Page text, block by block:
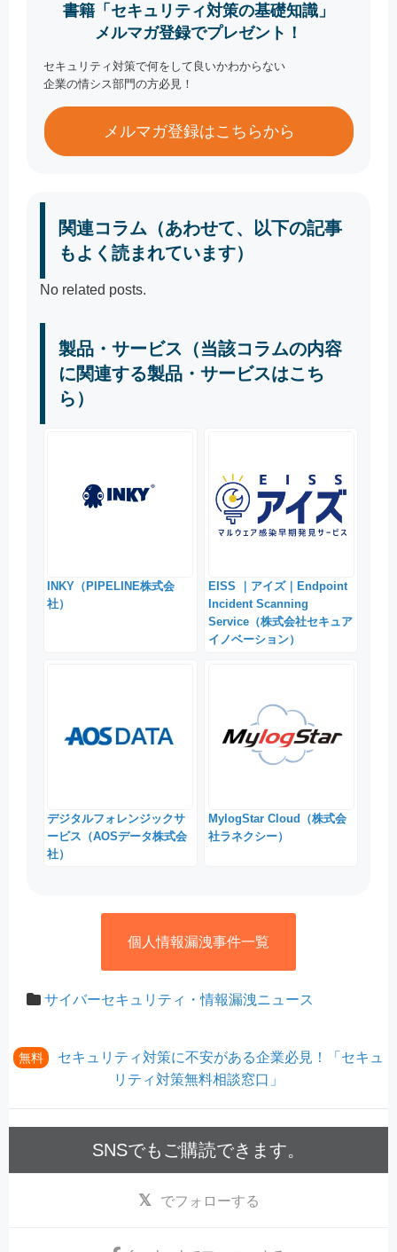
書籍「セキュリティ対策の基礎知識」
メルマガ登録でプレゼント！
セキュリティ対策で何をして良いかわからない
企業の情シス部門の方必見！
メルマガ登録はこちらから
関連コラム（あわせて、以下の記事
もよく読まれています）
No related posts.
製品・サービス（当該コラムの内容
に関連する製品・サービスはこち
ら）
INKY（PIPELINE株式会
社）
EISS ｜アイズ｜Endpoint
Incident Scanning
Service（株式会社セキュア
イノベーション）
デジタルフォレンジックサ
ービス（AOSデータ株式会
社）
MylogStar Cloud（株式会
社ラネクシー）
個人情報漏洩事件一覧
サイバーセキュリティ・情報漏洩ニュース
無料
セキュリティ対策に不安がある企業必見！「セキュ
リティ対策無料相談窓口」
SNSでもご購読できます。
でフォローする